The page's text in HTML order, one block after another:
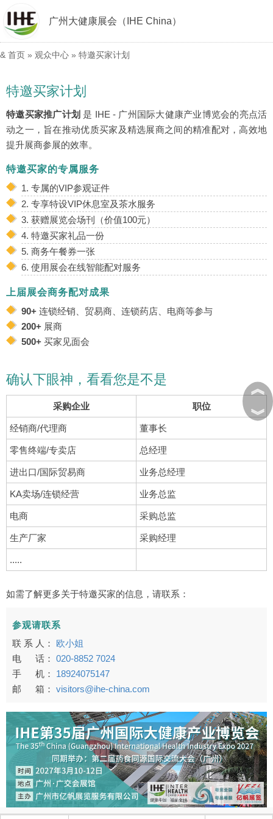
广州大健康展会（IHE China）
& 首页 » 观众中心 » 特邀买家计划
特邀买家计划
特邀买家推广计划 是 IHE - 广州国际大健康产业博览会的亮点活
动之一，旨在推动优质买家及精选展商之间的精准配对，高效地
提升展商参展的效率。
特邀买家的专属服务
1. 专属的VIP参观证件
2. 专享特设VIP休息室及茶水服务
3. 获赠展览会场刊（价值100元）
4. 特邀买家礼品一份
5. 商务午餐券一张
6. 使用展会在线智能配对服务
上届展会商务配对成果
90+ 连锁经销、贸易商、连锁药店、电商等参与
200+ 展商
500+ 买家见面会
确认下眼神，看看您是不是
采购企业 职位
经销商/代理商 董事长
零售终端/专卖店 总经理
进出口/国际贸易商 业务总经理
KA卖场/连锁经营 业务总监
电商 采购总监
生产厂家 采购经理
.....
如需了解更多关于特邀买家的信息，请联系：
参观请联系
联 系 人：
欧小姐
电 话： 020-8852 7024
手 机：
18924075147
邮 箱： visitors@ihe-china.com
︽
︾